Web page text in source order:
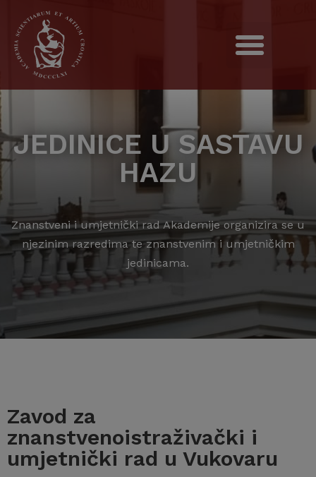
JEDINICE U SASTAVU
HAZU
Znanstveni i umjetnički rad Akademije organizira se u
njezinim razredima te znanstvenim i umjetničkim
jedinicama.
Zavod za
znanstvenoistraživački i
umjetnički rad u Vukovaru